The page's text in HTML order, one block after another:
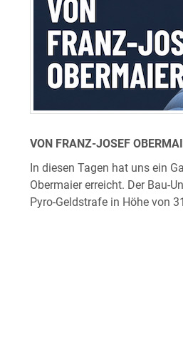
VON FRANZ-JOSEF
In diesen Tagen hat uns ein
Obermaier erreicht. Der Bau-
Pyro-Geldstrafe in Höhe von